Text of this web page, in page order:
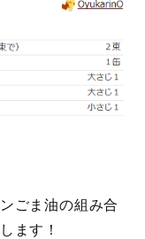
ごま油の組み合
ます！